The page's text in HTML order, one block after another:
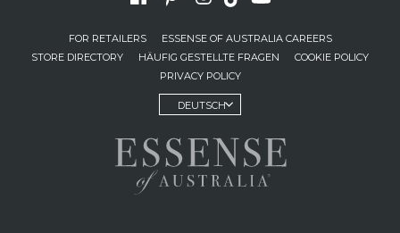
FOR RETAILERS
ESSENSE OF AUSTRALIA CAREERS
STORE DIRECTORY
HÄUFIG GESTELLTE FRAGEN
COOKIE POLICY
PRIVACY POLICY
DEUTSCH